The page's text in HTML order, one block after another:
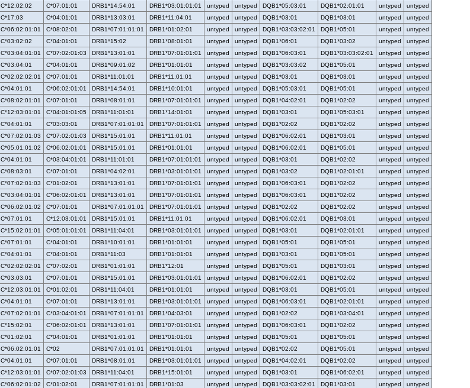
C*12:02:02 C*07:01:01 DRB1*14:54:01 DRB1*03:01:01:01 untyped untyped DQB1*05:03:01 DQB1*02:01:01 untyped
untyped
C*17:03 C*04:01:01 DRB1*13:03:01 DRB1*11:04:01 untyped untyped DQB1*03:01 DQB1*03:01 untyped
untyped
C*06:02:01:01 C*08:02:01 DRB1*07:01:01:01 DRB1*01:02:01 untyped untyped DQB1*03:03:02:01 DQB1*05:01 untyped
untyped
C*03:02:02 C*04:01:01 DRB1*15:02 DRB1*08:01:01 untyped untyped DQB1*06:01 DQB1*03:02 untyped
untyped
C*03:04:01:01 C*07:02:01:03 DRB1*13:01:01 DRB1*07:01:01:01 untyped untyped DQB1*06:03:01 DQB1*03:03:02:01 untyped
untyped
C*03:04:01 C*04:01:01 DRB1*09:01:02 DRB1*01:01:01 untyped untyped DQB1*03:03:02 DQB1*05:01 untyped
untyped
C*02:02:02:01 C*07:01:01 DRB1*11:01:01 DRB1*11:01:01 untyped untyped DQB1*03:01 DQB1*03:01 untyped
untyped
C*04:01:01 C*06:02:01:01 DRB1*14:54:01 DRB1*10:01:01 untyped untyped DQB1*05:03:01 DQB1*05:01 untyped
untyped
C*08:02:01:01 C*07:01:01 DRB1*08:01:01 DRB1*07:01:01:01 untyped untyped DQB1*04:02:01 DQB1*02:02 untyped
untyped
C*12:03:01:01 C*04:01:01:05 DRB1*11:01:01 DRB1*14:01:01 untyped untyped DQB1*03:01 DQB1*05:03:01 untyped
untyped
C*04:01:01 C*03:03:01 DRB1*07:01:01:01 DRB1*07:01:01:01 untyped untyped DQB1*02:02 DQB1*02:02 untyped
untyped
C*07:02:01:03 C*07:02:01:03 DRB1*15:01:01 DRB1*11:01:01 untyped untyped DQB1*06:02:01 DQB1*03:01 untyped
untyped
C*05:01:01:02 C*06:02:01:01 DRB1*15:01:01 DRB1*01:01:01 untyped untyped DQB1*06:02:01 DQB1*05:01 untyped
untyped
C*04:01:01 C*03:04:01:01 DRB1*11:01:01 DRB1*07:01:01:01 untyped untyped DQB1*03:01 DQB1*02:02 untyped
untyped
C*08:03:01 C*07:01:01 DRB1*04:02:01 DRB1*03:01:01:01 untyped untyped DQB1*03:02 DQB1*02:01:01 untyped
untyped
C*07:02:01:03 C*01:02:01 DRB1*13:01:01 DRB1*07:01:01:01 untyped untyped DQB1*06:03:01 DQB1*02:02 untyped
untyped
C*03:04:01:01 C*06:02:01:01 DRB1*13:01:01 DRB1*07:01:01:01 untyped untyped DQB1*06:03:01 DQB1*02:02 untyped
untyped
C*06:02:01:02 C*07:01:01 DRB1*07:01:01:01 DRB1*07:01:01:01 untyped untyped DQB1*02:02 DQB1*02:02 untyped
untyped
C*07:01:01 C*12:03:01:01 DRB1*15:01:01 DRB1*11:01:01 untyped untyped DQB1*06:02:01 DQB1*03:01 untyped
untyped
C*15:02:01:01 C*05:01:01:01 DRB1*11:04:01 DRB1*03:01:01:01 untyped untyped DQB1*03:01 DQB1*02:01:01 untyped
untyped
C*07:01:01 C*04:01:01 DRB1*10:01:01 DRB1*01:01:01 untyped untyped DQB1*05:01 DQB1*05:01 untyped
untyped
C*04:01:01 C*04:01:01 DRB1*11:03 DRB1*01:01:01 untyped untyped DQB1*03:01 DQB1*05:01 untyped
untyped
C*02:02:02:01 C*07:02:01 DRB1*01:01:01 DRB1*12:01 untyped untyped DQB1*05:01 DQB1*03:01 untyped
untyped
C*03:03:01 C*07:01:01 DRB1*15:01:01 DRB1*03:01:01:01 untyped untyped DQB1*06:02:01 DQB1*02:02 untyped
untyped
C*12:03:01:01 C*01:02:01 DRB1*11:04:01 DRB1*01:01:01 untyped untyped DQB1*03:01 DQB1*05:01 untyped
untyped
C*04:01:01 C*07:01:01 DRB1*13:01:01 DRB1*03:01:01:01 untyped untyped DQB1*06:03:01 DQB1*02:01:01 untyped
untyped
C*07:02:01:01 C*03:04:01:01 DRB1*07:01:01:01 DRB1*04:03:01 untyped untyped DQB1*02:02 DQB1*03:04:01 untyped
untyped
C*15:02:01 C*06:02:01:01 DRB1*13:01:01 DRB1*07:01:01:01 untyped untyped DQB1*06:03:01 DQB1*02:02 untyped
untyped
C*01:02:01 C*04:01:01 DRB1*01:01:01 DRB1*01:01:01 untyped untyped DQB1*05:01 DQB1*05:01 untyped
untyped
C*06:02:01:01 C*02 DRB1*07:01:01:01 DRB1*01:01:01 untyped untyped DQB1*02:02 DQB1*05:01 untyped
untyped
C*04:01:01 C*07:01:01 DRB1*08:01:01 DRB1*03:01:01:01 untyped untyped DQB1*04:02:01 DQB1*02:02 untyped
untyped
C*12:03:01:01 C*07:02:01:03 DRB1*11:04:01 DRB1*15:01:01 untyped untyped DQB1*03:01 DQB1*06:02:01 untyped
untyped
C*06:02:01:02 C*01:02:01 DRB1*07:01:01:01 DRB1*01:03 untyped untyped DQB1*03:03:02:01 DQB1*03:01 untyped
untyped